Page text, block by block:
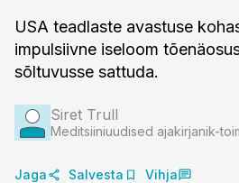
USA teadlaste avastuse
impulsiivne iseloom
sõltuvusse sattuda.
Siret Trull
Meditsiiniuudised ajakirjanik-
Jaga Salvesta Vihja